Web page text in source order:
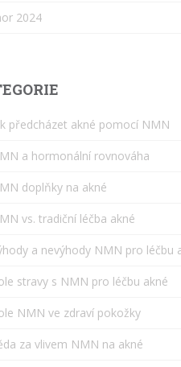
2024
předcházet akné pomocí NMN
a hormonální rovnováha
doplňky na akné
vs. tradiční léčba akné
a nevýhody NMN pro léčbu
stravy s NMN pro léčbu akné
NMN ve zdraví pokožky
za vlivem NMN na akné